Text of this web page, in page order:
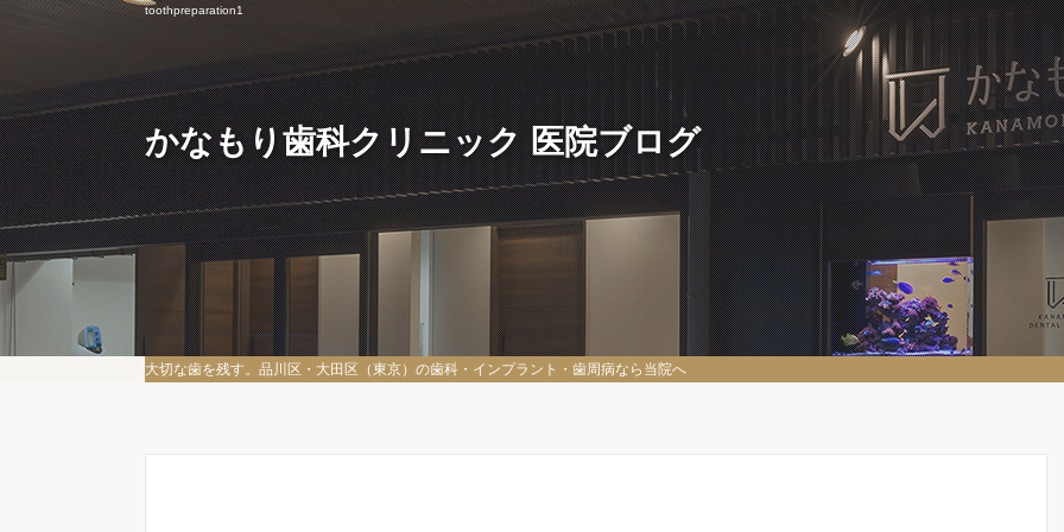
toothpreparation1
かなもり歯科クリニック 医院ブログ
大切な歯を残す。品川区・大田区（東京）の歯科・インプラント・歯周病なら当院へ